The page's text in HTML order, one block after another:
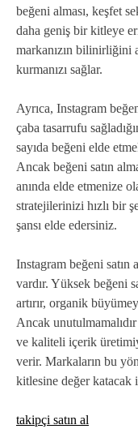
beğeni alması, keşfet
daha geniş bir kitleye
markanızın bilinirliğini
kurmanızı sağlar.
Ayrıca, Instagram
çaba tasarrufu
sayıda beğeni elde
Ancak beğeni satın
anında elde etmenize
stratejilerinizi hızlı bir
şansı elde edersiniz.
Instagram beğeni
vardır. Yüksek beğeni
artırır, organik
Ancak
ve kaliteli içerik
verir. Markaların bu
kitlesine değer katacak
takipçi satın al